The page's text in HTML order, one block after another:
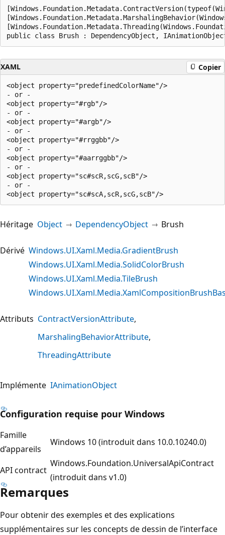
public class Brush : DependencyObject,
XAML Copier
<object property="predefinedColorName"/>
- or -
<object property="#rgb"/>
- or -
<object property="#argb"/>
- or -
<object property="#rrggbb"/>
- or -
<object property="#aarrggbb"/>
- or -
<object property="sc#scR,scG,scB"/>
- or -
Héritage Object DependencyObject Brush
Dérivé Windows.UI.Xaml.Media.GradientBrush
Windows.UI.Xaml.Media.SolidColorBrush
Windows.UI.Xaml.Media.TileBrush
Attributs ContractVersionAttribute
MarshalingBehaviorAttribute
ThreadingAttribute
Implémente IAnimationObject
Configuration requise pour Windows
Famille
d’appareils
Windows 10 (introduit dans 10.0.10240.0)
API contract
Windows.Foundation.UniversalApiContract
(introduit dans v1.0)
Remarques
Pour obtenir des exemples et des explications
supplémentaires sur les concepts de dessin de l’interface